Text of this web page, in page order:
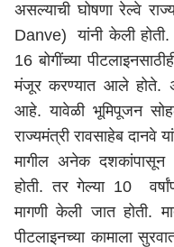
असल्याची घोषणा रेल्वे
Danve) यांनी केली होती.
16 बोगींच्या
मंजूर करण्यात आले होते.
आहे. यावेळी भूमिपूजन
राज्यमंत्री रावसाहेब दानवे
मागील अनेक दशकांपासून
होती. तर गेल्या 10
मागणी केली जात होती.
पीटलाइनच्या कामाला